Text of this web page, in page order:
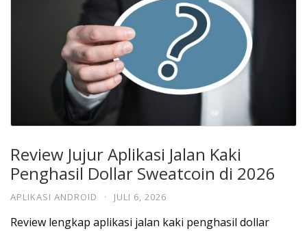
Review Jujur Aplikasi Jalan Kaki
Penghasil Dollar Sweatcoin di 2026
APLIKASI ANDROID · JULI 6, 2026
Review lengkap aplikasi jalan kaki penghasil dollar